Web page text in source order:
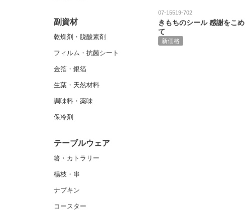
副資材
乾燥剤・脱酸素剤
フィルム・抗菌シート
金箔・銀箔
生葉・天然材料
調味料・薬味
保冷剤
テーブルウェア
箸・カトラリー
楊枝・串
ナプキン
コースター
07-15519-702
きもちのシール 感謝をこめ
て
新価格